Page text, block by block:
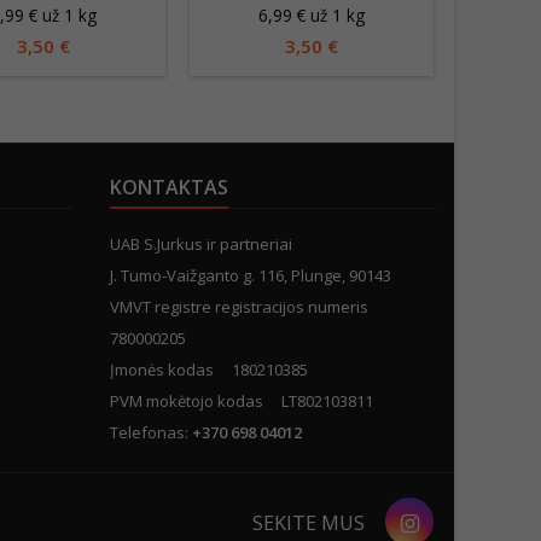
MARINATE
€ už 1 kg
3,50 €
6,99 € už 1 kg
3,50 €
KONTAKTAS
UAB S.Jurkus ir partneriai
J. Tumo-Vaižganto g. 116, Plunge, 90143
VMVT registre registracijos numeris
780000205
Įmonės kodas 180210385
PVM mokėtojo kodas LT802103811
Telefonas: +370 698 04012
Instagram
SEKITE MUS